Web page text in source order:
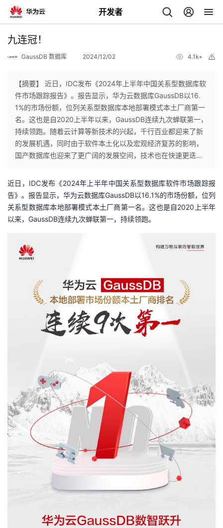
开发者
返
个
人
页
我
开
发
播
活
动
的
关
注
我
的
开
我
的
我
九连冠！
GaussDB 数据库 2024/12/02 4.1k+
【摘要】 近日，IDC发布《2024年上半年中国关系型数据库软
件市场跟踪报告》。报告显示，华为云数据库GaussDB以16.
1%的市场份额，位列关系型数据库本地部署模式本土厂商第一
名。这也是自2020上半年以来，GaussDB连续九次蝉联第一，
持续领跑。随着云计算等新技术的兴起，千行百业都迎来了新
的发展机遇，同时由于软件本土化以及宏观经济复苏的影响，
国产数据库也迎来了更广阔的发展空间，技术也在快速更迭...
近日，IDC发布《2024年上半年中国关系型数据库软件市场跟踪报
告》。报告显示，华为云数据库GaussDB以16.1%的市场份额，位列
关系型数据库本地部署模式本土厂商第一名。这也是自2020上半年
以来，GaussDB连续九次蝉联第一，持续领跑。